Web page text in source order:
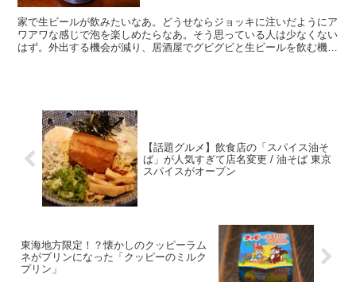
家で生ビールが飲みたいなあ。どうせならジョッキに注いだようにア
ワアワな感じで泡を楽しめたらなあ。そう思っている人は少なくない
はず。外出する機会が減り、居酒屋でグビグビと生ビールを飲む機会
【話題グルメ】飲食店の「スパイス油そ
ば」が人気すぎて店名変更 / 油そば 東京
スパイスがオープン
東海地方限定！？懐かしのクッピーラム
ネがプリンになった「クッピーのミルク
プリン」